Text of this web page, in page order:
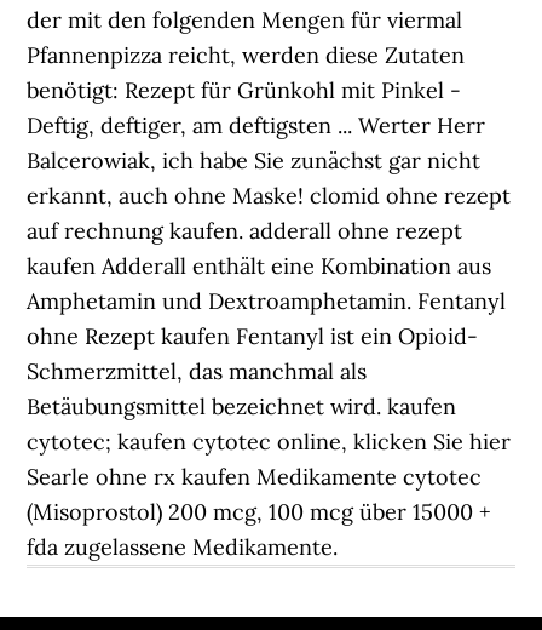
der mit den folgenden Mengen für viermal
Pfannenpizza reicht, werden diese Zutaten
benötigt: Rezept für Grünkohl mit Pinkel -
Deftig, deftiger, am deftigsten ... Werter Herr
Balcerowiak, ich habe Sie zunächst gar nicht
erkannt, auch ohne Maske! clomid ohne rezept
auf rechnung kaufen. adderall ohne rezept
kaufen Adderall enthält eine Kombination aus
Amphetamin und Dextroamphetamin. Fentanyl
ohne Rezept kaufen Fentanyl ist ein Opioid-
Schmerzmittel, das manchmal als
Betäubungsmittel bezeichnet wird. kaufen
cytotec; kaufen cytotec online, klicken Sie hier
Searle ohne rx kaufen Medikamente cytotec
(Misoprostol) 200 mcg, 100 mcg über 15000 +
fda zugelassene Medikamente.